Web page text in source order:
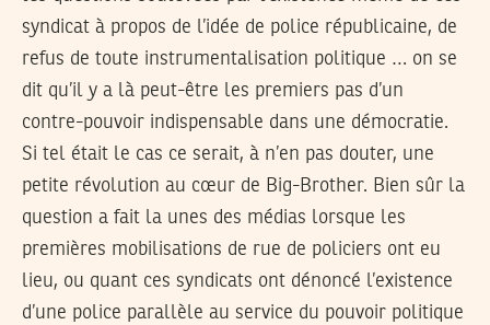
syndicat à propos de l’idée de police républicaine, de
refus de toute instrumentalisation politique … on se
dit qu’il y a là peut-être les premiers pas d’un
contre-pouvoir indispensable dans une démocratie.
Si tel était le cas ce serait, à n’en pas douter, une
petite révolution au cœur de Big-Brother. Bien sûr la
question a fait la unes des médias lorsque les
premières mobilisations de rue de policiers ont eu
lieu, ou quant ces syndicats ont dénoncé l’existence
d’une police parallèle au service du pouvoir politique